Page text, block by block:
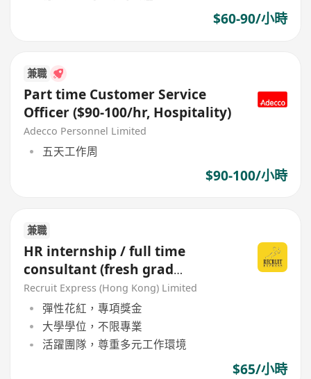
$60-90/小時
兼職
Part time Customer Service
Officer ($90-100/hr, Hospitality)
Adecco Personnel Limited
五天工作周
$90-100/小時
兼職
HR internship / full time
consultant (fresh grad
welcomed)
Recruit Express (Hong Kong) Limited
彈性花紅，專項獎金
大學學位，不限專業
活躍團隊，尊重多元工作環境
$65/小時